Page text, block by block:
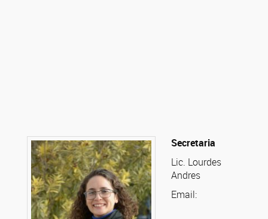
Secretaria
Lic. Lourdes
Andres
Email: